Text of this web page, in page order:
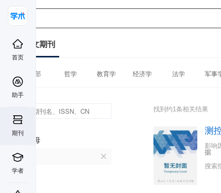
首页
助手
期刊
学者
中文期刊
全部 哲学 教育学 经济学 法学 军事
首字母
C
找到约1条相关结果
测
影响
据
搜索